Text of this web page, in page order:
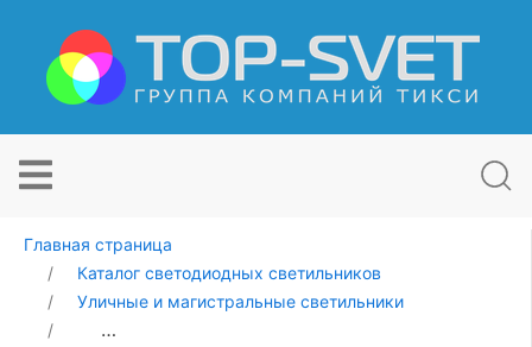
Главная страница
Каталог светодиодных светильников
Уличные и магистральные светильники
Уличный светодиодный светильник Свет НН ССдУ 01